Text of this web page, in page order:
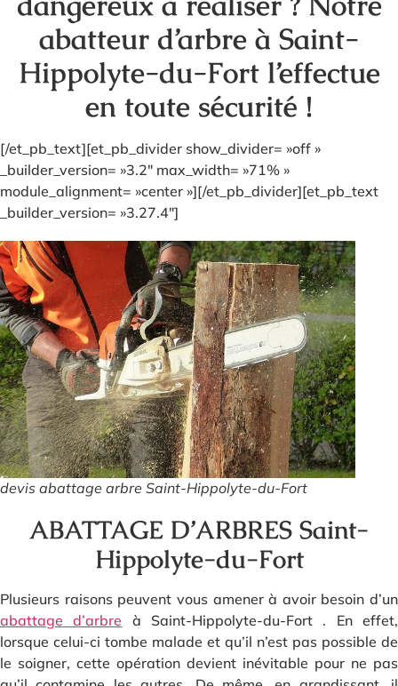
abatteur d’arbre à Saint-
Hippolyte-du-Fort l’effectue
en toute sécurité !
[/et_pb_text][et_pb_divider show_divider= »off »
_builder_version= »3.2″ max_width= »71% »
module_alignment= »center »][/et_pb_divider][et_pb_text
_builder_version= »3.27.4″]
devis abattage arbre Saint-Hippolyte-du-Fort
ABATTAGE D’ARBRES Saint-
Hippolyte-du-Fort
Plusieurs raisons peuvent vous amener à avoir besoin d’un
abattage d’arbre à Saint-Hippolyte-du-Fort . En effet,
lorsque celui-ci tombe malade et qu’il n’est pas possible de
le soigner, cette opération devient inévitable pour ne pas